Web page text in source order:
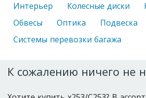
Интерьер
Колесные диски
Обвесы
Оптика
Подвеска
Системы перевозки багажа
К сожалению ничего не